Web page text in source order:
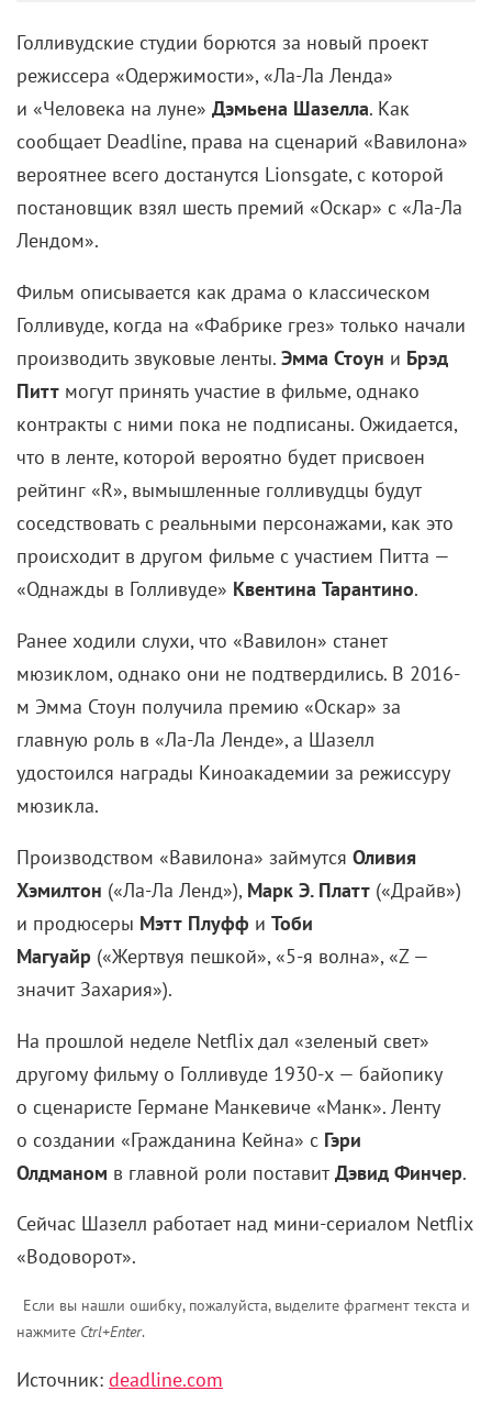
Голливудские студии борются за новый проект
режиссера «Одержимости», «Ла-Ла Ленда»
и «Человека на луне» Дэмьена Шазелла. Как
сообщает Deadline, права на сценарий «Вавилона»
вероятнее всего достанутся Lionsgate, с которой
постановщик взял шесть премий «Оскар» с «Ла-Ла
Лендом».
Фильм описывается как драма о классическом
Голливуде, когда на «Фабрике грез» только начали
производить звуковые ленты. Эмма Стоун и Брэд
Питт могут принять участие в фильме, однако
контракты с ними пока не подписаны. Ожидается,
что в ленте, которой вероятно будет присвоен
рейтинг «R», вымышленные голливудцы будут
соседствовать с реальными персонажами, как это
происходит в другом фильме с участием Питта —
«Однажды в Голливуде» Квентина Тарантино.
Ранее ходили слухи, что «Вавилон» станет
мюзиклом, однако они не подтвердились. В 2016-
м Эмма Стоун получила премию «Оскар» за
главную роль в «Ла-Ла Ленде», а Шазелл
удостоился награды Киноакадемии за режиссуру
мюзикла.
Производством «Вавилона» займутся Оливия
Хэмилтон («Ла-Ла Ленд»), Марк Э. Платт («Драйв»)
и продюсеры Мэтт Плуфф и Тоби
Магуайр («Жертвуя пешкой», «5-я волна», «Z —
значит Захария»).
На прошлой неделе Netflix дал «зеленый свет»
другому фильму о Голливуде 1930-х — байопику
о сценаристе Германе Манкевиче «Манк». Ленту
о создании «Гражданина Кейна» с Гэри
Олдманом в главной роли поставит Дэвид Финчер.
Сейчас Шазелл работает над мини-сериалом Netflix
«Водоворот».
Если вы нашли ошибку, пожалуйста, выделите фрагмент текста и
нажмите Ctrl+Enter.
Источник: deadline.com